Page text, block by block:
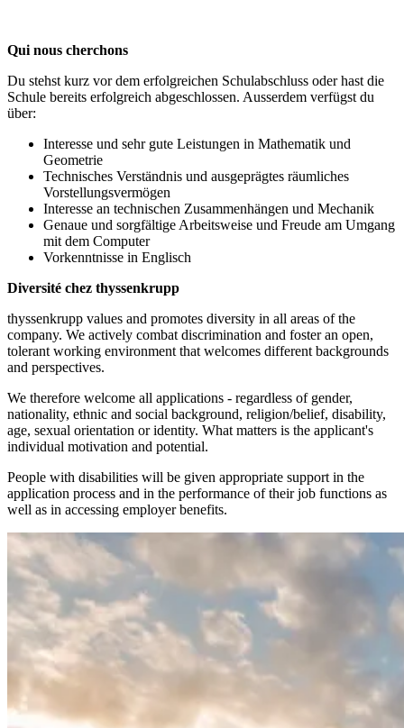
Qui nous cherchons
Du stehst kurz vor dem erfolgreichen Schulabschluss oder hast die
Schule bereits erfolgreich abgeschlossen. Ausserdem verfügst du
über:
Interesse und sehr gute Leistungen in Mathematik und
Geometrie
Technisches Verständnis und ausgeprägtes räumliches
Vorstellungsvermögen
Interesse an technischen Zusammenhängen und Mechanik
Genaue und sorgfältige Arbeitsweise und Freude am Umgang
mit dem Computer
Vorkenntnisse in Englisch
Diversité chez thyssenkrupp
thyssenkrupp values and promotes diversity in all areas of the
company. We actively combat discrimination and foster an open,
tolerant working environment that welcomes different backgrounds
and perspectives.
We therefore welcome all applications - regardless of gender,
nationality, ethnic and social background, religion/belief, disability,
age, sexual orientation or identity. What matters is the applicant's
individual motivation and potential.
People with disabilities will be given appropriate support in the
application process and in the performance of their job functions as
well as in accessing employer benefits.